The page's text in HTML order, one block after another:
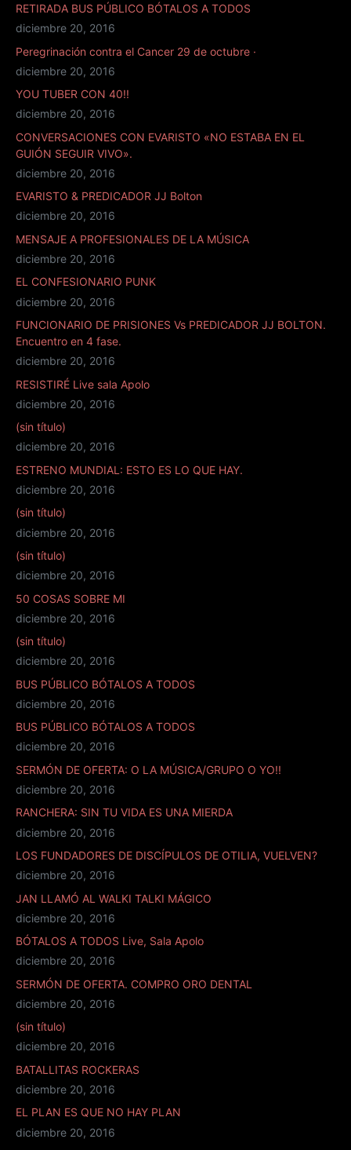
RETIRADA BUS PÚBLICO BÓTALOS A TODOS
diciembre 20, 2016
Peregrinación contra el Cancer 29 de octubre ·
diciembre 20, 2016
YOU TUBER CON 40!!
diciembre 20, 2016
CONVERSACIONES CON EVARISTO «NO ESTABA EN EL
GUIÓN SEGUIR VIVO».
diciembre 20, 2016
EVARISTO & PREDICADOR JJ Bolton
diciembre 20, 2016
MENSAJE A PROFESIONALES DE LA MÚSICA
diciembre 20, 2016
EL CONFESIONARIO PUNK
diciembre 20, 2016
FUNCIONARIO DE PRISIONES Vs PREDICADOR JJ BOLTON.
Encuentro en 4 fase.
diciembre 20, 2016
RESISTIRÉ Live sala Apolo
diciembre 20, 2016
(sin título)
diciembre 20, 2016
ESTRENO MUNDIAL: ESTO ES LO QUE HAY.
diciembre 20, 2016
(sin título)
diciembre 20, 2016
(sin título)
diciembre 20, 2016
50 COSAS SOBRE MI
diciembre 20, 2016
(sin título)
diciembre 20, 2016
BUS PÚBLICO BÓTALOS A TODOS
diciembre 20, 2016
BUS PÚBLICO BÓTALOS A TODOS
diciembre 20, 2016
SERMÓN DE OFERTA: O LA MÚSICA/GRUPO O YO!!
diciembre 20, 2016
RANCHERA: SIN TU VIDA ES UNA MIERDA
diciembre 20, 2016
LOS FUNDADORES DE DISCÍPULOS DE OTILIA, VUELVEN?
diciembre 20, 2016
JAN LLAMÓ AL WALKI TALKI MÁGICO
diciembre 20, 2016
BÓTALOS A TODOS Live, Sala Apolo
diciembre 20, 2016
SERMÓN DE OFERTA. COMPRO ORO DENTAL
diciembre 20, 2016
(sin título)
diciembre 20, 2016
BATALLITAS ROCKERAS
diciembre 20, 2016
EL PLAN ES QUE NO HAY PLAN
diciembre 20, 2016